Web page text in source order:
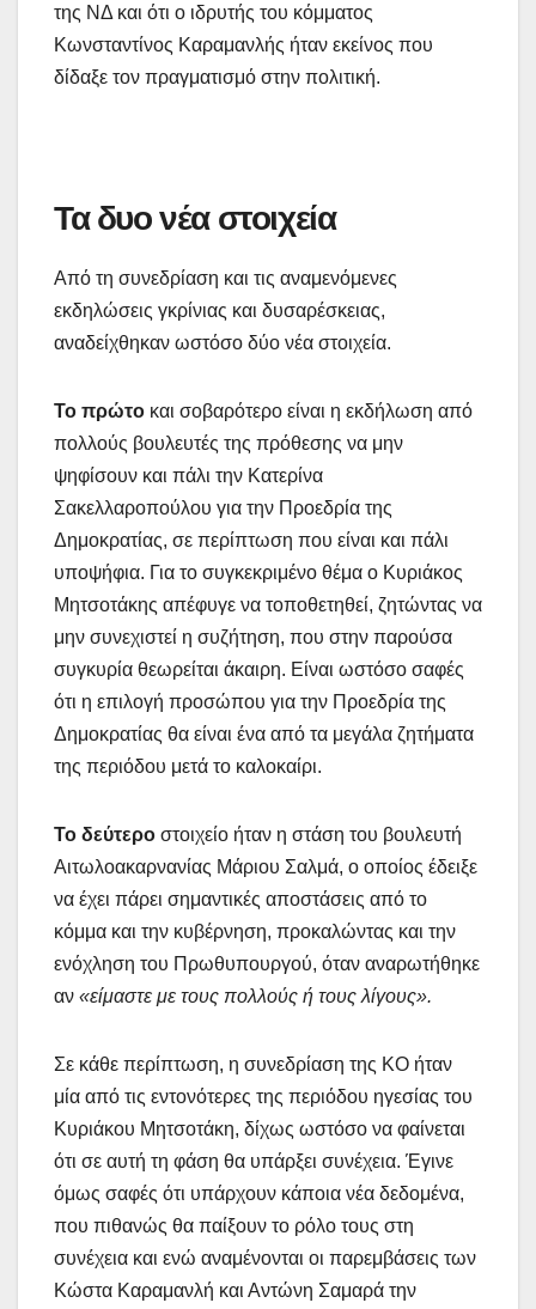
της ΝΔ και ότι ο ιδρυτής του κόμματος
Κωνσταντίνος Καραμανλής ήταν εκείνος που
δίδαξε τον πραγματισμό στην πολιτική.
Τα δυο νέα στοιχεία
Από τη συνεδρίαση και τις αναμενόμενες
εκδηλώσεις γκρίνιας και δυσαρέσκειας,
αναδείχθηκαν ωστόσο δύο νέα στοιχεία.
Το πρώτο και σοβαρότερο είναι η εκδήλωση από
πολλούς βουλευτές της πρόθεσης να μην
ψηφίσουν και πάλι την Κατερίνα
Σακελλαροπούλου για την Προεδρία της
Δημοκρατίας, σε περίπτωση που είναι και πάλι
υποψήφια. Για το συγκεκριμένο θέμα ο Κυριάκος
Μητσοτάκης απέφυγε να τοποθετηθεί, ζητώντας να
μην συνεχιστεί η συζήτηση, που στην παρούσα
συγκυρία θεωρείται άκαιρη. Είναι ωστόσο σαφές
ότι η επιλογή προσώπου για την Προεδρία της
Δημοκρατίας θα είναι ένα από τα μεγάλα ζητήματα
της περιόδου μετά το καλοκαίρι.
Το δεύτερο στοιχείο ήταν η στάση του βουλευτή
Αιτωλοακαρνανίας Μάριου Σαλμά, ο οποίος έδειξε
να έχει πάρει σημαντικές αποστάσεις από το
κόμμα και την κυβέρνηση, προκαλώντας και την
ενόχληση του Πρωθυπουργού, όταν αναρωτήθηκε
αν «είμαστε με τους πολλούς ή τους λίγους».
Σε κάθε περίπτωση, η συνεδρίαση της ΚΟ ήταν
μία από τις εντονότερες της περιόδου ηγεσίας του
Κυριάκου Μητσοτάκη, δίχως ωστόσο να φαίνεται
ότι σε αυτή τη φάση θα υπάρξει συνέχεια. Έγινε
όμως σαφές ότι υπάρχουν κάποια νέα δεδομένα,
που πιθανώς θα παίξουν το ρόλο τους στη
συνέχεια και ενώ αναμένονται οι παρεμβάσεις των
Κώστα Καραμανλή και Αντώνη Σαμαρά την